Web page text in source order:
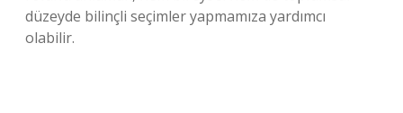
düzeyde bilinçli seçimler yapmamıza yardımcı
olabilir.